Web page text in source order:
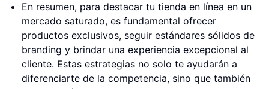
En resumen, para destacar tu tienda en línea en un
mercado saturado, es fundamental ofrecer
productos exclusivos, seguir estándares sólidos de
branding y brindar una experiencia excepcional al
cliente. Estas estrategias no solo te ayudarán a
diferenciarte de la competencia, sino que también